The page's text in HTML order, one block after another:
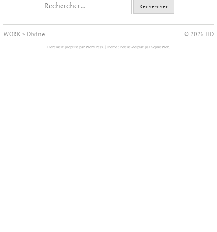
Rechercher :
WORK>Divine © 2026 HD
Fièrement propulsé par WordPress. Thème : helene-delprat par SophieWeb.